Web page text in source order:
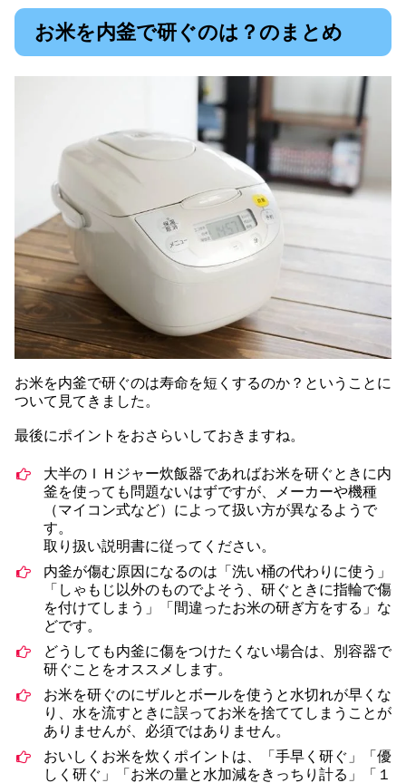
お米を内釜で研ぐのは？のまとめ
お米を内釜で研ぐのは寿命を短くするのか？ということに
ついて見てきました。
最後にポイントをおさらいしておきますね。
大半のＩＨジャー炊飯器であればお米を研ぐときに内
釜を使っても問題ないはずですが、メーカーや機種
（マイコン式など）によって扱い方が異なるようで
す。
取り扱い説明書に従ってください。
内釜が傷む原因になるのは「洗い桶の代わりに使う」
「しゃもじ以外のものでよそう、研ぐときに指輪で傷
を付けてしまう」「間違ったお米の研ぎ方をする」な
どです。
どうしても内釜に傷をつけたくない場合は、別容器で
研ぐことをオススメします。
お米を研ぐのにザルとボールを使うと水切れが早くな
り、水を流すときに誤ってお米を捨ててしまうことが
ありませんが、必須ではありません。
おいしくお米を炊くポイントは、「手早く研ぐ」「優
しく研ぐ」「お米の量と水加減をきっちり計る」「１